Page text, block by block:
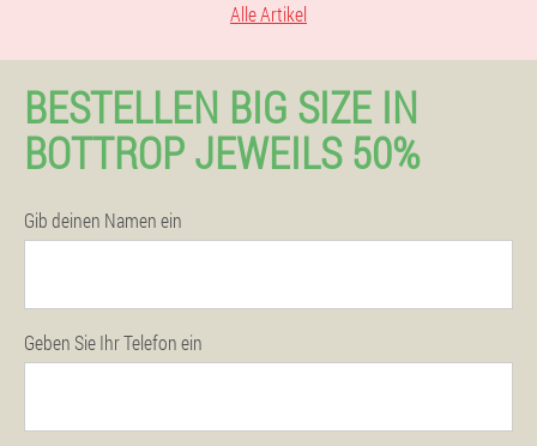
Alle Artikel
BESTELLEN BIG SIZE IN
BOTTROP JEWEILS 50%
Gib deinen Namen ein
Geben Sie Ihr Telefon ein